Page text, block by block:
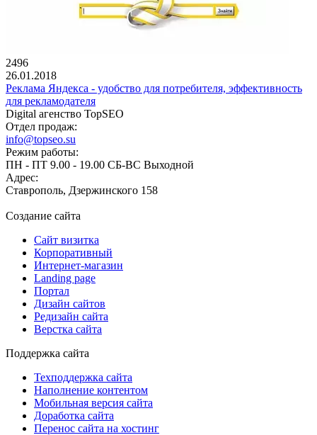
2496
26.01.2018
Реклама Яндекса - удобство для потребителя, эффективность
для рекламодателя
Digital агенство TopSEO
Отдел продаж:
info@topseo.su
Режим работы:
ПН - ПТ 9.00 - 19.00 СБ-ВС Выходной
Адрес:
Ставрополь, Дзержинского 158
Создание сайта
Сайт визитка
Корпоративный
Интернет-магазин
Landing page
Портал
Дизайн сайтов
Редизайн сайта
Верстка сайта
Поддержка сайта
Техподдержка сайта
Наполнение контентом
Мобильная версия сайта
Доработка сайта
Перенос сайта на хостинг